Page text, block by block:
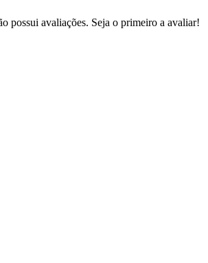
possui avaliações. Seja o primeiro a avaliar!